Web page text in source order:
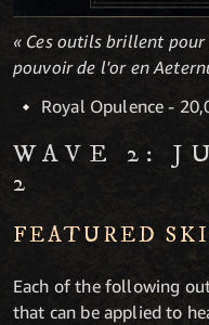
« Ces outils brillent
pouvoir de l'or en
Royal Opulence -
WAVE 2:
2
FEATURED
Each of the following
that can be applied to